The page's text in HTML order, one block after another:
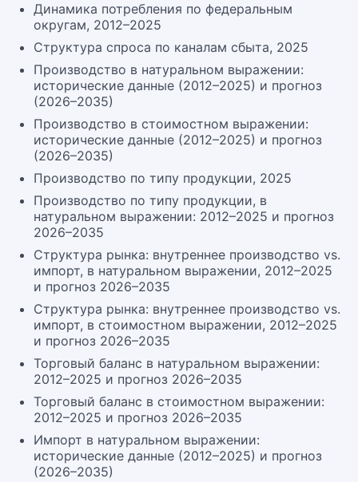
Динамика потребления по федеральным
округам, 2012–2025
Структура спроса по каналам сбыта, 2025
Производство в натуральном выражении:
исторические данные (2012–2025) и прогноз
(2026–2035)
Производство в стоимостном выражении:
исторические данные (2012–2025) и прогноз
(2026–2035)
Производство по типу продукции, 2025
Производство по типу продукции, в
натуральном выражении: 2012–2025 и прогноз
2026–2035
Структура рынка: внутреннее производство vs.
импорт, в натуральном выражении, 2012–2025
и прогноз 2026–2035
Структура рынка: внутреннее производство vs.
импорт, в стоимостном выражении, 2012–2025
и прогноз 2026–2035
Торговый баланс в натуральном выражении:
2012–2025 и прогноз 2026–2035
Торговый баланс в стоимостном выражении:
2012–2025 и прогноз 2026–2035
Импорт в натуральном выражении:
исторические данные (2012–2025) и прогноз
(2026–2035)